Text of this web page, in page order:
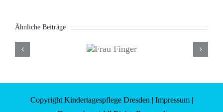
Ähnliche Beiträge
Copyright Kindertagespflege Dresden | Impressum|